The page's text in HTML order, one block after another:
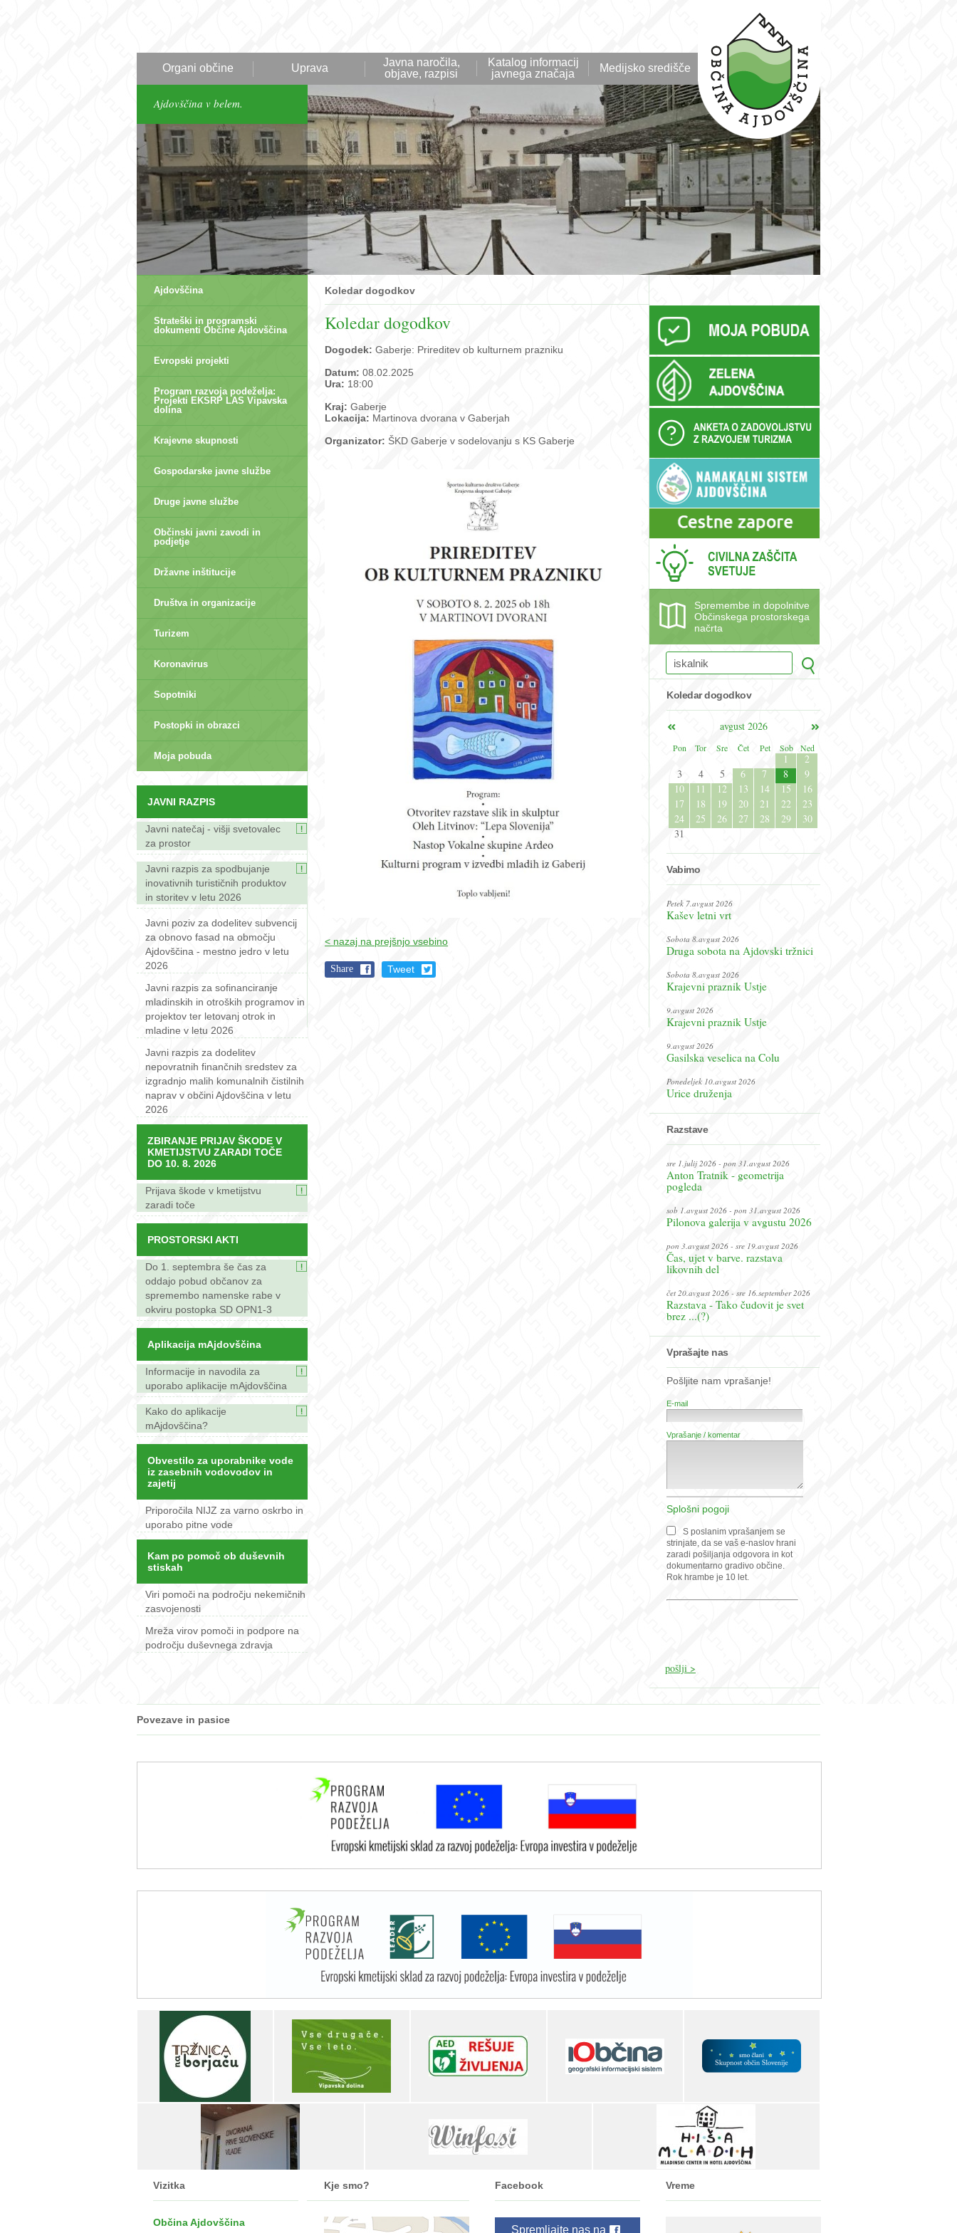
Organi občine Uprava
Javna naročila,
objave, razpisi
Katalog informacij
javnega značaja
Medijsko središče
Ajdovščina v belem.
Ajdovščina
Strateški in programski
dokumenti Občine Ajdovščina
Evropski projekti
Program razvoja podeželja:
Projekti EKSRP LAS Vipavska
dolina
Krajevne skupnosti
Gospodarske javne službe
Druge javne službe
Občinski javni zavodi in
podjetje
Državne inštitucije
Društva in organizacije
Turizem
Koronavirus
Sopotniki
Postopki in obrazci
Moja pobuda
JAVNI RAZPIS
Javni natečaj - višji svetovalec
za prostor
Javni razpis za spodbujanje
inovativnih turističnih produktov
in storitev v letu 2026
Javni poziv za dodelitev subvencij
za obnovo fasad na območju
Ajdovščina - mestno jedro v letu
2026
Javni razpis za sofinanciranje
mladinskih in otroških programov in
projektov ter letovanj otrok in
mladine v letu 2026
Javni razpis za dodelitev
nepovratnih finančnih sredstev za
izgradnjo malih komunalnih čistilnih
naprav v občini Ajdovščina v letu
2026
ZBIRANJE PRIJAV ŠKODE V
KMETIJSTVU ZARADI TOČE
DO 10. 8. 2026
Prijava škode v kmetijstvu
zaradi toče
PROSTORSKI AKTI
Do 1. septembra še čas za
oddajo pobud občanov za
spremembo namenske rabe v
okviru postopka SD OPN1-3
Aplikacija mAjdovščina
Informacije in navodila za
uporabo aplikacije mAjdovščina
Kako do aplikacije
mAjdovščina?
Obvestilo za uporabnike vode
iz zasebnih vodovodov in
zajetij
Priporočila NIJZ za varno oskrbo in
uporabo pitne vode
Kam po pomoč ob duševnih
stiskah
Viri pomoči na področju nekemičnih
zasvojenosti
Mreža virov pomoči in podpore na
področju duševnega zdravja
Koledar dogodkov
Koledar dogodkov
Dogodek: Gaberje: Prireditev ob kulturnem prazniku
Datum: 08.02.2025
Ura: 18:00
Kraj: Gaberje
Lokacija: Martinova dvorana v Gaberjah
Organizator: ŠKD Gaberje v sodelovanju s KS Gaberje
< nazaj na prejšnjo vsebino
Share Tweet
Spremembe in dopolnitve
Občinskega prostorskega
načrta
Koledar dogodkov
avgust 2026
Pon
Tor Sre Čet Pet Sob Ned
1
2
3
4 5 6 7 8
9
10
11 12 13 14 15
16
17
18 19 20 21 22
23
24
25 26 27 28 29
30
31
Vabimo
Petek 7.avgust 2026
Kašev letni vrt
Sobota 8.avgust 2026
Druga sobota na Ajdovski tržnici
Sobota 8.avgust 2026
Krajevni praznik Ustje
9.avgust 2026
Krajevni praznik Ustje
9.avgust 2026
Gasilska veselica na Colu
Ponedeljek 10.avgust 2026
Urice druženja
Razstave
sre 1.julij 2026 - pon 31.avgust 2026
Anton Tratnik - geometrija
pogleda
sob 1.avgust 2026 - pon 31.avgust 2026
Pilonova galerija v avgustu 2026
pon 3.avgust 2026 - sre 19.avgust 2026
Čas, ujet v barve. razstava
likovnih del
čet 20.avgust 2026 - sre 16.september 2026
Razstava - Tako čudovit je svet
brez ...(?)
Vprašajte nas
Pošljite nam vprašanje!
E-mail
Vprašanje / komentar
Splošni pogoji
S poslanim vprašanjem se
strinjate, da se vaš e-naslov hrani
zaradi pošiljanja odgovora in kot
dokumentarno gradivo občine.
Rok hrambe je 10 let.
Povezave in pasice
Vizitka
Občina Ajdovščina
Kje smo? Facebook
Spremljajte nas na
Vreme